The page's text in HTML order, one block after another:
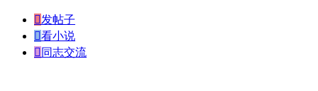
发帖子
看小说
 同志交流